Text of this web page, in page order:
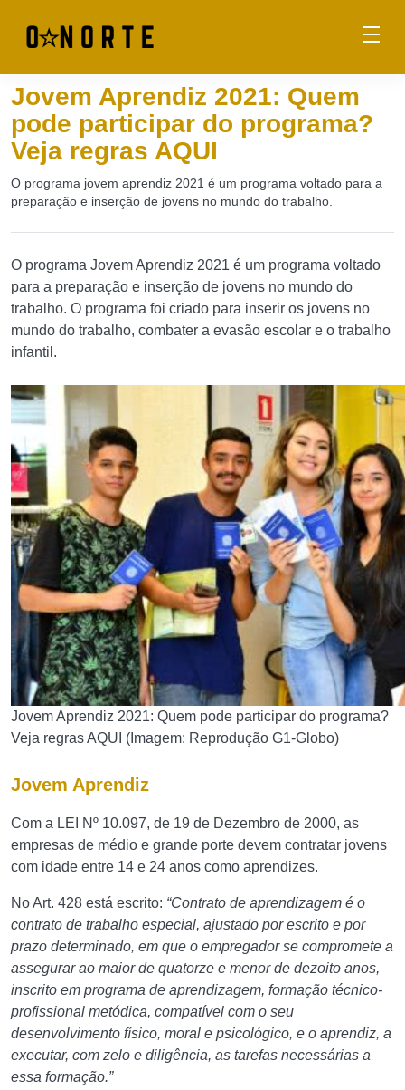
Jovem Aprendiz 2021: Quem
pode participar do programa?
Veja regras AQUI
O programa jovem aprendiz 2021 é um programa voltado para a
preparação e inserção de jovens no mundo do trabalho.
O programa Jovem Aprendiz 2021 é um programa voltado
para a preparação e inserção de jovens no mundo do
trabalho. O programa foi criado para inserir os jovens no
mundo do trabalho, combater a evasão escolar e o trabalho
infantil.
Jovem Aprendiz 2021: Quem pode participar do programa?
Veja regras AQUI (Imagem: Reprodução G1-Globo)
Jovem Aprendiz
Com a LEI Nº 10.097, de 19 de Dezembro de 2000, as
empresas de médio e grande porte devem contratar jovens
com idade entre 14 e 24 anos como aprendizes.
No Art. 428 está escrito: “Contrato de aprendizagem é o
contrato de trabalho especial, ajustado por escrito e por
prazo determinado, em que o empregador se compromete a
assegurar ao maior de quatorze e menor de dezoito anos,
inscrito em programa de aprendizagem, formação técnico-
profissional metódica, compatível com o seu
desenvolvimento físico, moral e psicológico, e o aprendiz, a
executar, com zelo e diligência, as tarefas necessárias a
essa formação.”